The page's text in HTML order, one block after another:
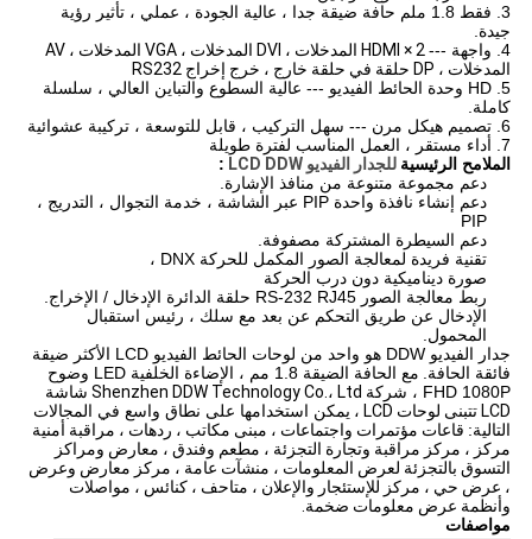
3. فقط 1.8 ملم حافة ضيقة جدا ، عالية الجودة ، عملي ، تأثير رؤية
جيدة.
4. واجهة ---
2 × HDMI المدخلات ، DVI المدخلات ، VGA المدخلات ، AV
المدخلات ، DP حلقة في حلقة خارج ، خرج إخراج RS232
5. HD وحدة الحائط الفيديو --- عالية السطوع والتباين العالي ، سلسلة
كاملة.
6. تصميم هيكل مرن --- سهل التركيب ، قابل للتوسعة ، تركيبة عشوائية
7. أداء مستقر ، العمل المناسب لفترة طويلة
الملامح الرئيسية للجدار الفيديو LCD DDW
:
دعم مجموعة متنوعة من منافذ الإشارة.
دعم إنشاء نافذة واحدة PIP عبر الشاشة ، خدمة التجوال ، التدريج ،
PIP
دعم السيطرة المشتركة مصفوفة.
تقنية فريدة لمعالجة الصور المكمل للحركة DNX ،
صورة ديناميكية دون درب الحركة
ربط معالجة الصور RS-232 RJ45 حلقة الدائرة الإدخال / الإخراج.
الإدخال عن طريق التحكم عن بعد مع سلك ، رئيس استقبال
المحمول.
جدار الفيديو DDW هو واحد من لوحات الحائط الفيديو LCD الأكثر ضيقة
فائقة الحافة.
مع الحافة الضيقة 1.8 مم ، الإضاءة الخلفية LED وضوح
FHD 1080P ، شركة
Shenzhen DDW Technology Co.، Ltd شاشة
LCD تتبنى لوحات LCD ،
يمكن استخدامها على نطاق واسع في المجالات
التالية: قاعات مؤتمرات واجتماعات ، مبنى مكاتب ، ردهات ، مراقبة أمنية
مركز ، مركز مراقبة وتجارة التجزئة ، مطعم وفندق ، معارض ومراكز
التسوق بالتجزئة لعرض المعلومات ، منشآت عامة ، مركز معارض وعرض
، عرض حي ، مركز للإستئجار والإعلان ، متاحف ، كنائس ، مواصلات
وأنظمة عرض معلومات ضخمة.
مواصفات